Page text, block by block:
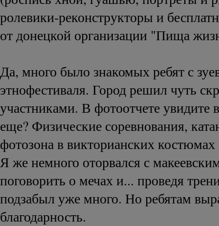
ролевики-реконструкторы и
от донецкой организации "Пища
Да, много было знакомых ребят с
этнофестиваля. Город решил чуть
участниками. В фотоотчете увидите
еще? Физические соревнования,
фотозона в викторианских
Я же немного оторвался с
поговорить о мечах и... проведя
подзабыл уже много. Но ребятам
благодарность.